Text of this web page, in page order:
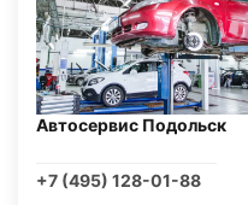
Автосервис Подольск
+7 (495) 128-01-88